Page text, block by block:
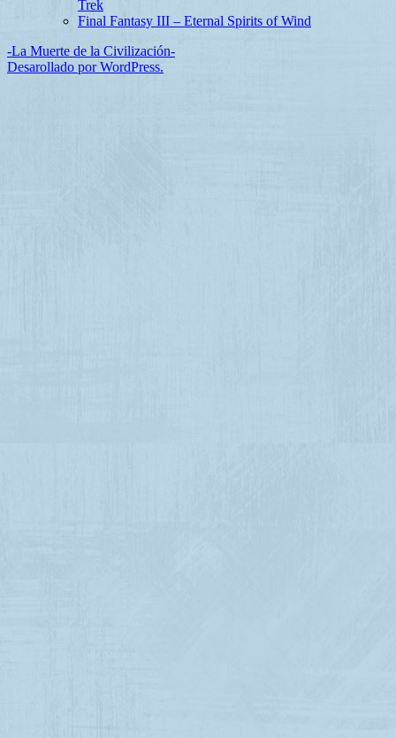
Trek
Final Fantasy III – Eternal Spirits of Wind
-La Muerte de la Civilización-
Desarollado por WordPress.